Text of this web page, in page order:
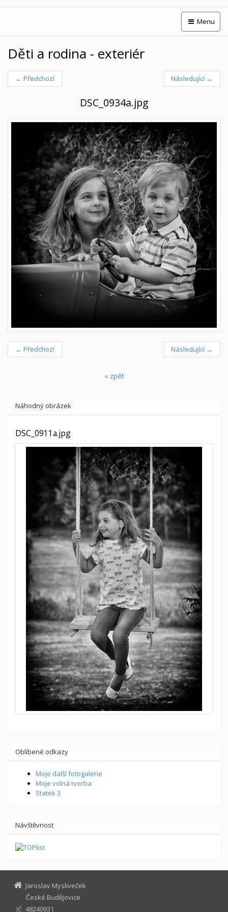
Menu
Děti a rodina - exteriér
← Předchozí Následující →
DSC_0934a.jpg
← Předchozí Následující →
« zpět
Náhodný obrázek
DSC_0911a.jpg
Oblíbené odkazy
Moje další fotogalerie
Moje volná tvorba
Statek 3
Návštěvnost
Jaroslav Mysliveček
České Budějovice
IČ 48240931